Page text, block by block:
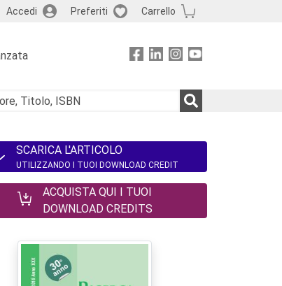
Accedi Preferiti Carrello
SCARICA L'ARTICOLO
UTILIZZANDO I TUOI DOWNLOAD CREDIT
ACQUISTA QUI I TUOI
DOWNLOAD CREDITS